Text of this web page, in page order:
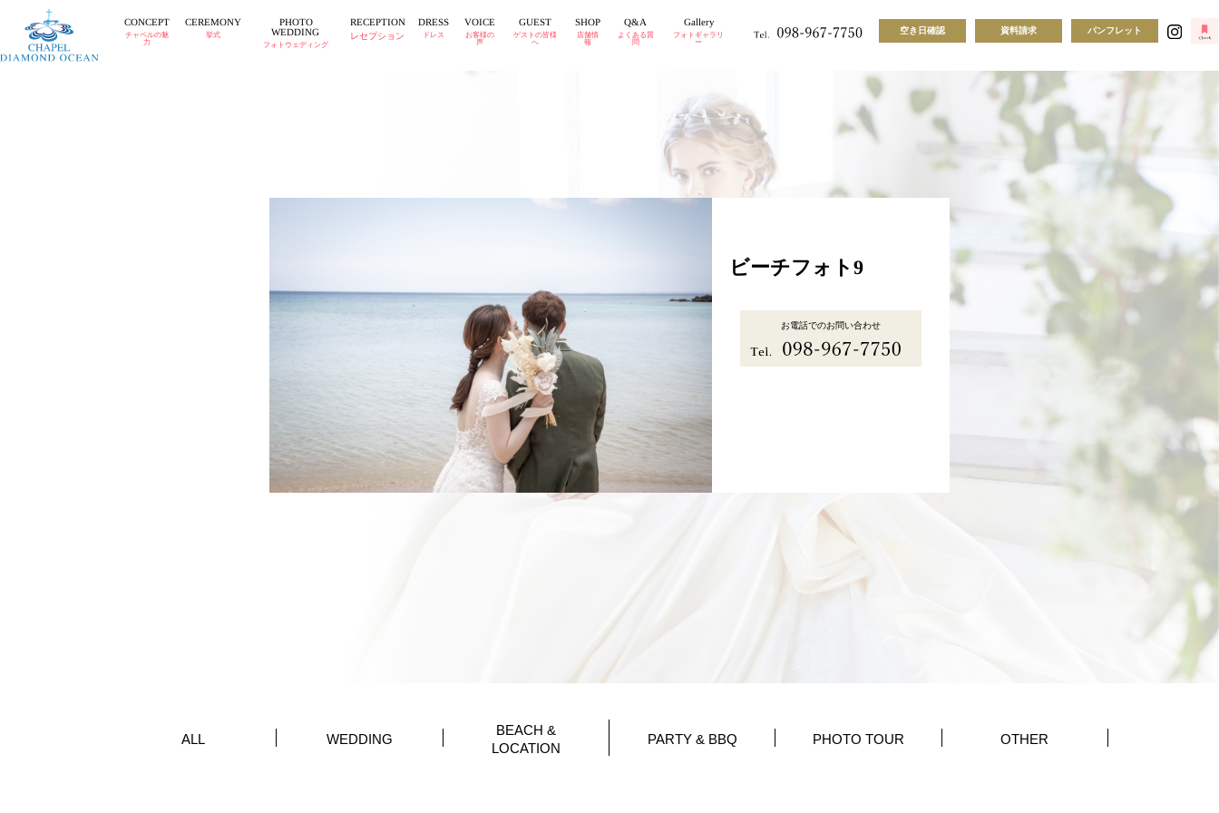
CONCEPT
チャペルの魅
力
CEREMONY
挙式
PHOTO
WEDDING
フォトウェディング
RECEPTION
レセプション
DRESS
ドレス
VOICE
お客様の
声
GUEST
ゲストの皆様
へ
SHOP
店舗情
報
Q&A
よくある質
問
Gallery
フォトギャラリ
ー
空き日確認 資料請求 パンフレット
ビーチフォト9
お電話でのお問い合わせ
ALL WEDDING
BEACH &
LOCATION
PARTY & BBQ PHOTO TOUR OTHER